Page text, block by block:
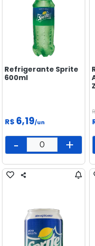
Refrigerante Sprite
600ml
R$ 6,19/un
- +